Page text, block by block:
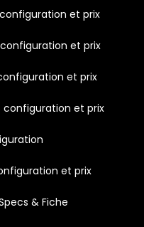
et prix
et prix
et prix
configuration et prix
et prix
& Fiche